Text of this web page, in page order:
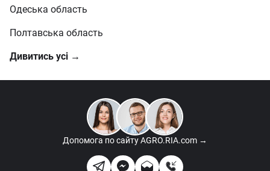
Одеська область
Полтавська область
Дивитись усі →
Допомога по сайтуAGRO.RIA.com →